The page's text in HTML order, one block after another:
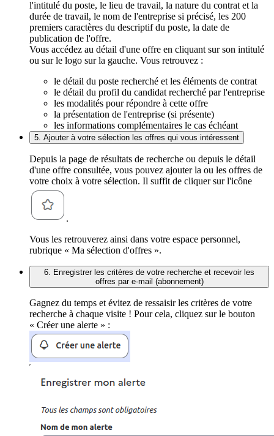
l'intitulé du poste, le lieu de travail, la nature du contrat et la
durée de travail, le nom de l'entreprise si précisé, les 200
premiers caractères du descriptif du poste, la date de
publication de l'offre.
Vous accédez au détail d'une offre en cliquant sur son intitulé
ou sur le logo sur la gauche. Vous retrouvez :
le détail du poste recherché et les éléments de contrat
le détail du profil du candidat recherché par l'entreprise
les modalités pour répondre à cette offre
la présentation de l'entreprise (si présente)
les informations complémentaires le cas échéant
5. Ajouter à votre sélection les offres qui vous intéressent
Depuis la page de résultats de recherche ou depuis le détail
d'une offre consultée, vous pouvez ajouter la ou les offres de
votre choix à votre sélection. Il suffit de cliquer sur l'icône
.
Vous les retrouverez ainsi dans votre espace personnel,
rubrique « Ma sélection d'offres ».
6. Enregistrer les critères de votre recherche et recevoir les
offres par e-mail (abonnement)
Gagnez du temps et évitez de ressaisir les critères de votre
recherche à chaque visite ! Pour cela, cliquez sur le bouton
« Créer une alerte » :